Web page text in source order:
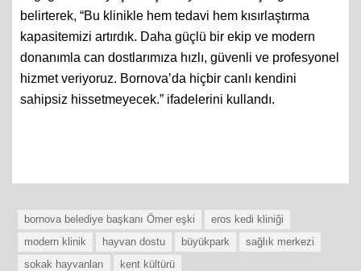
belirterek, “Bu klinikle hem tedavi hem kısırlaştırma
kapasitemizi artırdık. Daha güçlü bir ekip ve modern
donanımla can dostlarımıza hızlı, güvenli ve profesyonel
hizmet veriyoruz. Bornova’da hiçbir canlı kendini
sahipsiz hissetmeyecek.” ifadelerini kullandı.
bornova belediye başkanı Ömer eşki
eros kedi kliniği
modern klinik
hayvan dostu büyükpark
sağlık merkezi
sokak hayvanları
kent kültürü